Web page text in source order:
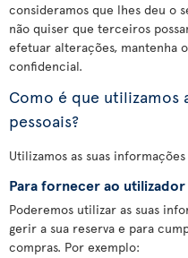
consideramos que lhes deu o
não quiser que terceiros
efetuar alterações, mantenha
confidencial.
Como é que utilizamos
pessoais?
Utilizamos as suas
Para fornecer ao
Poderemos utilizar as suas
gerir a sua reserva e para
compras. Por exemplo: